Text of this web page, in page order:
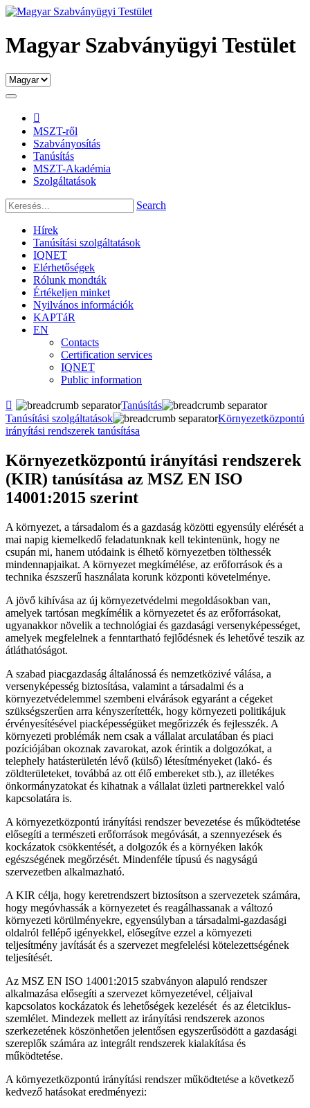
Magyar Szabványügyi Testület

MSZT-ről
Szabványosítás
Tanúsítás
MSZT-Akadémia
Szolgáltatások
Search
Hírek
Tanúsítási szolgáltatások
IQNET
Elérhetőségek
Rólunk mondták
Értékeljen minket
Nyilvános információk
KAPTáR
EN
Contacts
Certification services
IQNET
Public information

Tanúsítás
Tanúsítási szolgáltatások
Környezetközpontú
irányítási rendszerek tanúsítása
Környezetközpontú irányítási rendszerek
(KIR) tanúsítása az MSZ EN ISO
14001:2015 szerint
A környezet, a társadalom és a gazdaság közötti egyensúly elérését a
mai napig kiemelkedő feladatunknak kell tekintenünk, hogy ne
csupán mi, hanem utódaink is élhető környezetben tölthessék
mindennapjaikat. A környezet megkímélése, az erőforrások és a
technika észszerű használata korunk központi követelménye.
A jövő kihívása az új környezetvédelmi megoldásokban van,
amelyek tartósan megkímélik a környezetet és az erőforrásokat,
ugyanakkor növelik a technológiai és gazdasági versenyképességet,
amelyek megfelelnek a fenntartható fejlődésnek és lehetővé teszik az
átláthatóságot.
A szabad piacgazdaság általánossá és nemzetközivé válása, a
versenyképesség biztosítása, valamint a társadalmi és a
környezetvédelemmel szembeni elvárások egyaránt a cégeket
szükségszerűen arra kényszerítették, hogy környezeti politikájuk
érvényesítésével piacképességüket megőrizzék és fejlesszék. A
környezeti problémák nem csak a vállalat arculatában és piaci
pozíciójában okoznak zavarokat, azok érintik a dolgozókat, a
telephely hatásterületén lévő (külső) létesítményeket (lakó- és
zöldterületeket, továbbá az ott élő embereket stb.), az illetékes
önkormányzatokat és kihatnak a vállalat üzleti partnerekkel való
kapcsolatára is.
A környezetközpontú irányítási rendszer bevezetése és működtetése
elősegíti a természeti erőforrások megóvását, a szennyezések és
kockázatok csökkentését, a dolgozók és a környéken lakók
egészségének megőrzését. Mindenféle típusú és nagyságú
szervezetben alkalmazható.
A KIR célja, hogy keretrendszert biztosítson a szervezetek számára,
hogy megóvhassák a környezetet és reagálhassanak a változó
környezeti körülményekre, egyensúlyban a társadalmi-gazdasági
oldalról fellépő igényekkel, elősegítve ezzel a környezeti
teljesítmény javítását és a szervezet megfelelési kötelezettségének
teljesítését.
Az MSZ EN ISO 14001:2015 szabványon alapuló rendszer
alkalmazása elősegíti a szervezet környezetével, céljaival
kapcsolatos kockázatok és lehetőségek kezelését és az életciklus-
szemlélet. Mindezek mellett az irányítási rendszerek azonos
szerkezetének köszönhetően jelentősen egyszerűsödött a gazdasági
szereplők számára az integrált rendszerek kialakítása és
működtetése.
A környezetközpontú irányítási rendszer működtetése a következő
kedvező hatásokat eredményezi: